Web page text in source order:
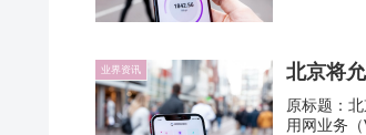
业界资讯 北京将
原标题：
用网业务